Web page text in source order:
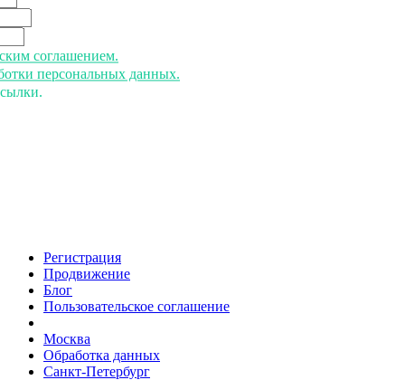
соглашением.
персональных данных.
Регистрация
Продвижение
Блог
Пользовательское соглашение
Москва
Обработка данных
Санкт-Петербург